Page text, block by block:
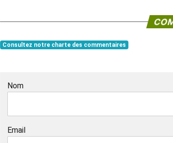
Consultez notre charte des commentaires
Nom
Email